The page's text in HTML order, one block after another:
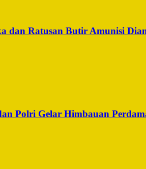
dan Ratusan Butir Amunisi
Polri Gelar Himbauan